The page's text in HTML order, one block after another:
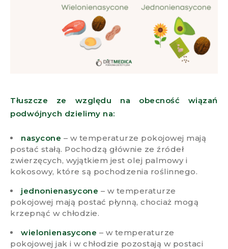
Tłuszcze ze względu na obecność wiązań
podwójnych dzielimy na:
nasycone – w temperaturze pokojowej mają
postać stałą. Pochodzą głównie ze źródeł
zwierzęcych, wyjątkiem jest olej palmowy i
kokosowy, które są pochodzenia roślinnego.
jednonienasycone – w temperaturze
pokojowej mają postać płynną, chociaż mogą
krzepnąć w chłodzie.
wielonienasycone – w temperaturze
pokojowej jak i w chłodzie pozostają w postaci